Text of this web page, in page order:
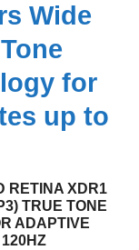
Wide
for
up to
RETINA XDR1
TRUE TONE
ADAPTIVE